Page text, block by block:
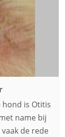
is Otitis
name bij
de rede